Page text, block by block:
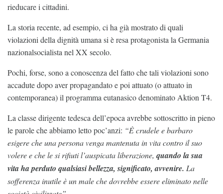
rieducare i cittadini.
La storia recente, ad esempio, ci ha già mostrato di quali
violazioni della dignità umana si è resa protagonista la Germania
nazionalsocialista nel XX secolo.
Pochi, forse, sono a conoscenza del fatto che tali violazioni sono
accadute dopo aver propagandato e poi attuato (o attuato in
contemporanea) il programma eutanasico denominato Aktion T4.
La classe dirigente tedesca dell’epoca avrebbe sottoscritto in pieno
le parole che abbiamo letto poc’anzi: “È crudele e barbaro
esigere che una persona venga mantenuta in vita contro il suo
volere e che le si rifiuti l’auspicata liberazione, quando la sua
vita ha perduto qualsiasi bellezza, significato, avvenire. La
sofferenza inutile è un male che dovrebbe essere eliminato nelle